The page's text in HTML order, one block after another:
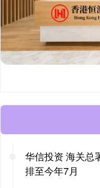
华信投资 海关总
排至今年7月